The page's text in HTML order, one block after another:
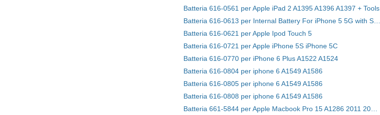
Batteria 616-0561 per Apple iPad 2 A1395 A1396 A1397 + Tools
Batteria 616-0621 per Apple Ipod Touch 5
Batteria 616-0721 per Apple iPhone 5S iPhone 5C
Batteria 616-0770 per iPhone 6 Plus A1522 A1524
Batteria 616-0804 per iphone 6 A1549 A1586
Batteria 616-0805 per iphone 6 A1549 A1586
Batteria 616-0808 per iphone 6 A1549 A1586